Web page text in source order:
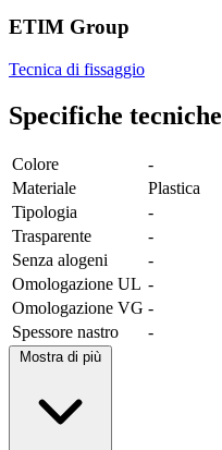
ETIM Group
Tecnica di fissaggio
Specifiche tecniche
Colore
-
Materiale
Plastica
Tipologia
-
Trasparente
-
Senza alogeni
-
Omologazione UL -
Omologazione VG -
Spessore nastro
-
Mostra di più